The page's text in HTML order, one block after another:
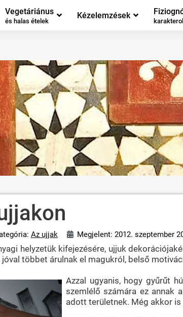
Vegetáriánus
és halas ételek
Kézelemzések
Az ujjak Megjelent: 2012. szeptember
helyzetük kifejezésére, ujjuk
jóval többet árulnak el magukról, belső
Azzal ugyanis, hogy gyűrűt
szemlélő számára ez annak
adott területnek. Még akkor is